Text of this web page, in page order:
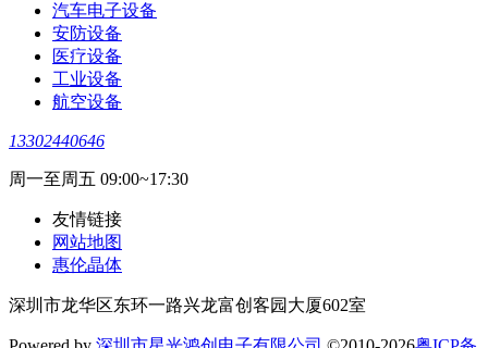
汽车电子设备
安防设备
医疗设备
工业设备
航空设备
13302440646
周一至周五 09:00~17:30
友情链接
网站地图
惠伦晶体
深圳市龙华区东环一路兴龙富创客园大厦602室